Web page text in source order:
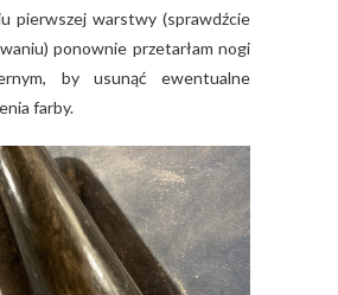
pierwszej warstwy (sprawdźcie
ponownie przetarłam nogi
by usunąć ewentualne
farby.